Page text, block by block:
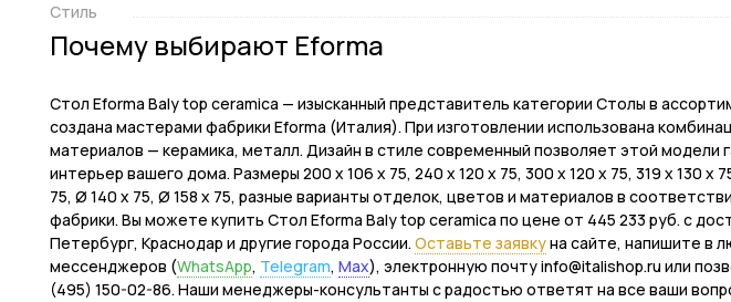
Стиль
Почему выбирают Eforma
Стол Eforma Baly top ceramica — изысканный представитель категории Столы в
создана мастерами фабрики Eforma (Италия). При изготовлении использована
материалов — керамика, металл. Дизайн в стиле современный позволяет этой модели
интерьер вашего дома. Размеры 200 x 106 x 75, 240 x 120 x 75, 300 x 120 x 75, 319 x 130 x
75, Ø 140 х 75, Ø 158 х 75, разные варианты отделок, цветов и материалов в
фабрики. Вы можете купить Стол Eforma Baly top ceramica по цене от 445 233 руб. с
Петербург, Краснодар и другие города России. Оставьте заявкуна сайте, напишите в
мессенджеров (WhatsApp, Telegram, Max), электронную почту info@italishop.ru или
(495) 150-02-86. Наши менеджеры-консультанты с радостью ответят на все ваши